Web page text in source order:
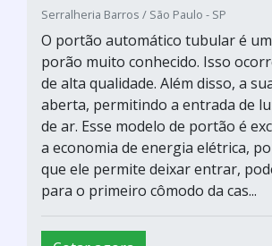
Serralheria Barros / São Paulo - SP
O portão automático tubular é
porão muito conhecido. Isso
de alta qualidade. Além disso, a
aberta, permitindo a entrada de
de ar. Esse modelo de portão é
a economia de energia elétrica,
que ele permite deixar entrar,
para o primeiro cômodo da cas...